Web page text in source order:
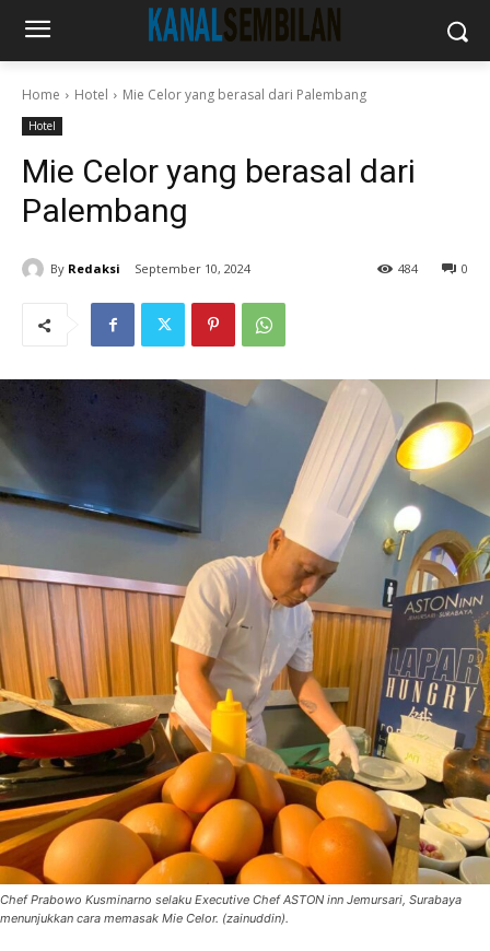
Home Hotel Mie Celor yang berasal dari Palembang
Hotel
Mie Celor yang berasal dari
Palembang
By Redaksi September 10, 2024 0
484
Chef Prabowo Kusminarno selaku Executive Chef ASTON inn Jemursari, Surabaya
menunjukkan cara memasak Mie Celor. (zainuddin).